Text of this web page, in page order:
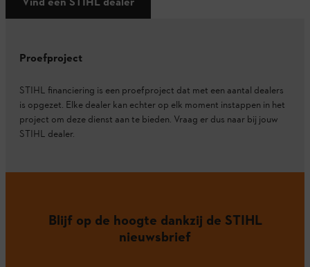
Proefproject
STIHL financiering is een proefproject dat met een aantal dealers
is opgezet. Elke dealer kan echter op elk moment instappen in het
project om deze dienst aan te bieden. Vraag er dus naar bij jouw
STIHL dealer.
Blijf op de hoogte dankzij de STIHL
nieuwsbrief